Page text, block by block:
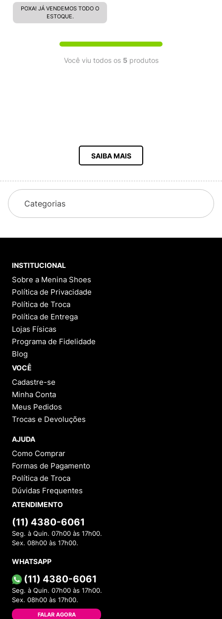
VN0A4OOOBLK
POXA! JÁ VENDEMOS TODO O
ESTOQUE.
Você viu todos os 5produtos
SAIBA MAIS
Categorias
INSTITUCIONAL
Sobre a Menina Shoes
Política de Privacidade
Política de Troca
Política de Entrega
Lojas Físicas
Programa de Fidelidade
Blog
VOCÊ
Cadastre-se
Minha Conta
Meus Pedidos
Trocas e Devoluções
AJUDA
Como Comprar
Formas de Pagamento
Política de Troca
Dúvidas Frequentes
ATENDIMENTO
(11) 4380-6061
Seg. à Quin. 07h00 às 17h00.
Sex. 08h00 às 17h00.
WHATSAPP
(11) 4380-6061
Seg. à Quin. 07h00 às 17h00.
Sex. 08h00 às 17h00.
FALAR AGORA